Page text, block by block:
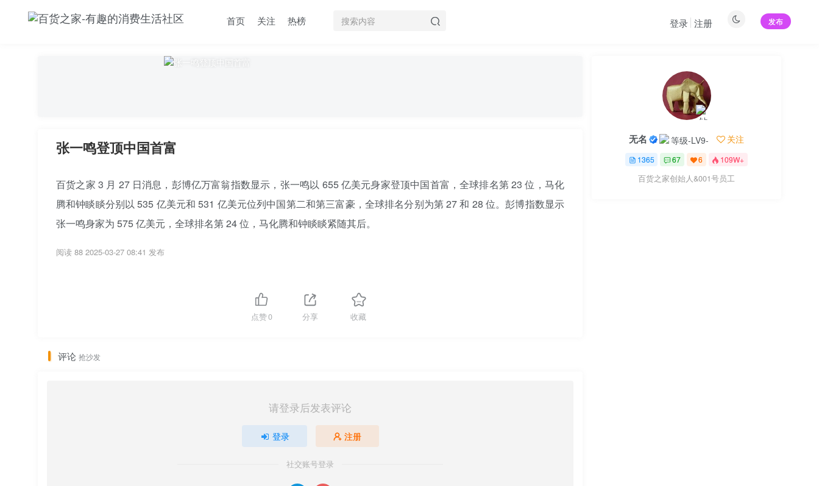
首页 关注 热榜 发布
登录 注册
张一鸣登顶中国首富
百货之家 3 月 27 日消息，彭博亿万富翁指数显示，张一鸣以 655 亿美元身家登顶中国首富，全球排名第 23 位，马化
腾和钟睒睒分别以 535 亿美元和 531 亿美元位列中国第二和第三富豪，全球排名分别为第 27 和 28 位。彭博指数显示
张一鸣身家为 575 亿美元，全球排名第 24 位，马化腾和钟睒睒紧随其后。
阅读 88 2025-03-27 08:41 发布
点赞0 分享 收藏
评论 抢沙发
请登录后发表评论
登录 注册
社交账号登录
无名 关注
1365 67 6 109W+
百货之家创始人&001号员工